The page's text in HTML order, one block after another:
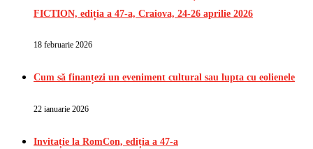
FICTION, ediția a 47-a, Craiova, 24-26 aprilie 2026
18 februarie 2026
Cum să finanțezi un eveniment cultural sau lupta cu eolienele
22 ianuarie 2026
Invitație la RomCon, ediția a 47-a